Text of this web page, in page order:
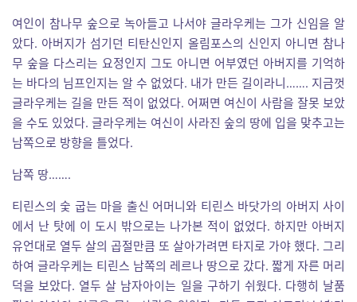
여인이 참나무 숲으로 녹아들고 나서야 글라우케는 그가 신임을 알
았다. 아버지가 섬기던 티탄신인지 올림포스의 신인지 아니면 참나
무 숲을 다스리는 요정인지 그도 아니면 어부였던 아버지를 기억하
는 바다의 님프인지는 알 수 없었다. 내가 만든 길이라니……. 지금껏
글라우케는 길을 만든 적이 없었다. 어쩌면 여신이 사람을 잘못 보았
을 수도 있었다. 글라우케는 여신이 사라진 숲의 땅에 입을 맞추고는
남쪽으로 방향을 틀었다.
남쪽 땅…….
티린스의 숯 굽는 마을 출신 어머니와 티린스 바닷가의 아버지 사이
에서 난 탓에 이 도시 밖으로는 나가본 적이 없었다. 하지만 아버지
유언대로 열두 살의 곱절만큼 또 살아가려면 타지로 가야 했다. 그리
하여 글라우케는 티린스 남쪽의 레르나 땅으로 갔다. 짧게 자른 머리
덕을 보았다. 열두 살 남자아이는 일을 구하기 쉬웠다. 다행히 날품